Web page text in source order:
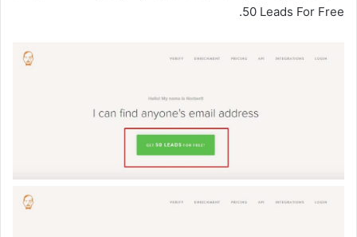
50 Leads For Free.